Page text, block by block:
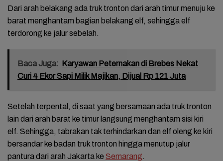
Dari arah belakang ada truk tronton dari arah timur menuju ke
barat menghantam bagian belakang elf, sehingga elf
terdorong ke jalur sebelah.
Baca Juga: Karyawan Peternakan di Brebes Nekat
Curi 4 Ekor Sapi Milik Majikan, Dijual Rp 121 Juta
Setelah terpental, di saat yang bersamaan ada truk tronton
lain dari arah barat ke timur langsung menghantam sisi kiri
elf. Sehingga, tabrakan tak terhindarkan dan elf oleng ke kiri
bersandar ke badan truk tronton hingga menutup jalur
pantura dari arah Jakarta ke Semarang.